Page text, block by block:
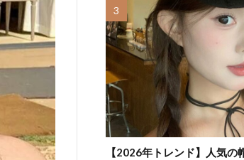
【2026年トレンド】人気の